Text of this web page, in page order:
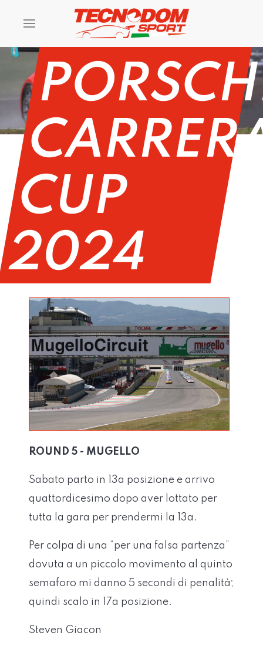
1 |
CUP
2024
ROUND 5 - MUGELLO
Sabato parto in 13a posizione e arrivo
quattordicesimo dopo aver lottato per
tutta la gara per prendermi la 13a.
Per colpa di una “per una falsa partenza”
dovuta a un piccolo movimento al quinto
semaforo mi danno 5 secondi di penalità;
quindi scalo in 17a posizione.
Steven Giacon